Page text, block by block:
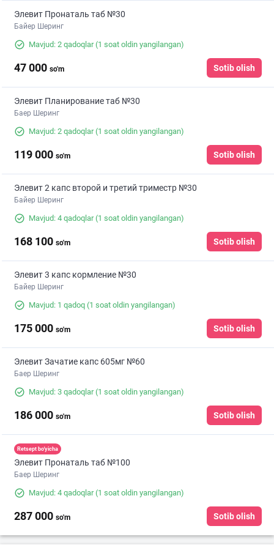
Элевит Пронаталь таб №30
Байер Шеринг
Mavjud: 2 qadoqlar(1 soat oldin yangilangan)
47 000 so'm Sotib olish
Элевит Планирование таб №30
Баер Шеринг
Mavjud: 2 qadoqlar(1 soat oldin yangilangan)
119 000 so'm Sotib olish
Элевит 2 капс второй и третий триместр №30
Байер Шеринг
Mavjud: 4 qadoqlar(1 soat oldin yangilangan)
168 100 so'm Sotib olish
Элевит 3 капс кормление №30
Байер Шеринг
Mavjud: 1 qadoq (1 soat oldin yangilangan)
175 000 so'm Sotib olish
Элевит Зачатие капс 605мг №60
Баер Шеринг
Mavjud: 3 qadoqlar(1 soat oldin yangilangan)
186 000 so'm Sotib olish
Retsept bo'yicha
Элевит Пронаталь таб №100
Баер Шеринг
Mavjud: 4 qadoqlar(1 soat oldin yangilangan)
287 000 so'm Sotib olish